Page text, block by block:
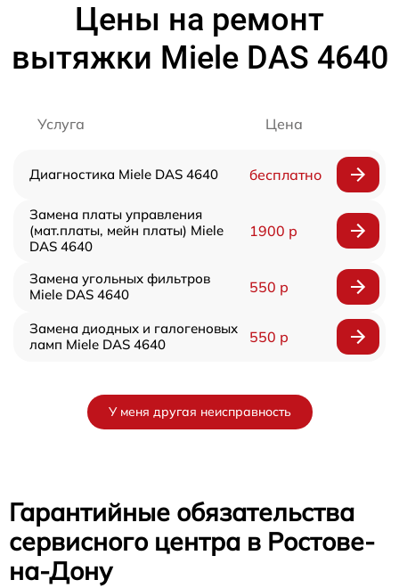
Цены на ремонт
вытяжки Miele DAS 4640
Услуга Цена
Диагностика Miele DAS 4640 бесплатно
Замена платы управления
(мат.платы, мейн платы) Miele
DAS 4640
1900 р
Замена угольных фильтров
Miele DAS 4640
550 р
Замена диодных и галогеновых
ламп Miele DAS 4640
550 р
У меня другая неисправность
Гарантийные обязательства
сервисного центра в Ростове-
на-Дону